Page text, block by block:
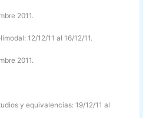
2011.
12/12/11 al 16/12/11.
2011.
y equivalencias: 19/12/11 al